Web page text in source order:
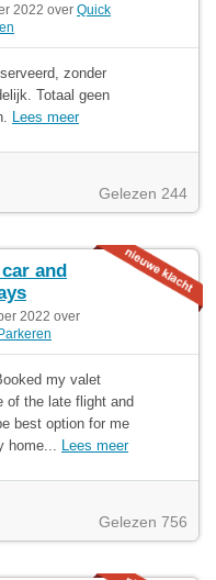
2022 over Quick
zonder
Totaal geen
Lees meer
Gelezen 244
and
2022 over
my valet
of the late flight and
best option for me
home... Lees meer
Gelezen 756